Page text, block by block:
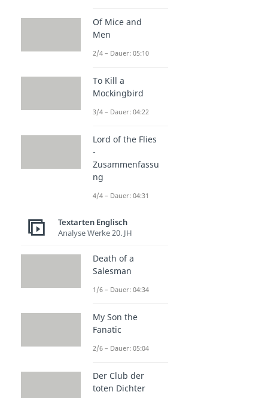
Of Mice and
Men
2/4 – Dauer: 05:10
To Kill a
Mockingbird
3/4 – Dauer: 04:22
Lord of the Flies
-
Zusammenfassu
ng
4/4 – Dauer: 04:31
Textarten Englisch
Analyse Werke 20. JH
Death of a
Salesman
1/6 – Dauer: 04:34
My Son the
Fanatic
2/6 – Dauer: 05:04
Der Club der
toten Dichter